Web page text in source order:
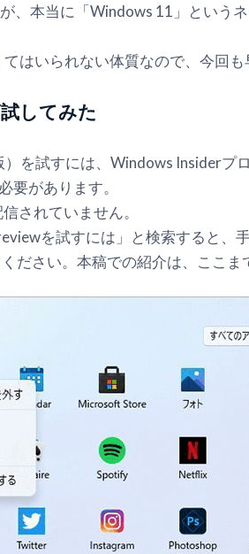
、本当に「Windows 11」という
はいられない体質なので、今回も
してみた
を試すには、Windows Insider
要があります。
されていません。
を試すには」と検索すると、
ださい。本稿での紹介は、ここま